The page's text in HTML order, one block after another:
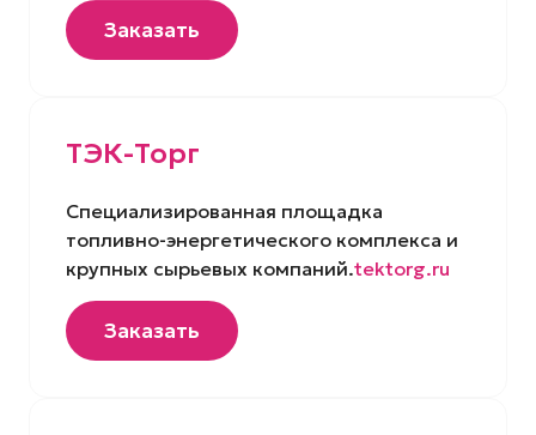
Заказать
ТЭК-Торг
Специализированная площадка
топливно-энергетического комплекса и
крупных сырьевых компаний.tektorg.ru
Заказать